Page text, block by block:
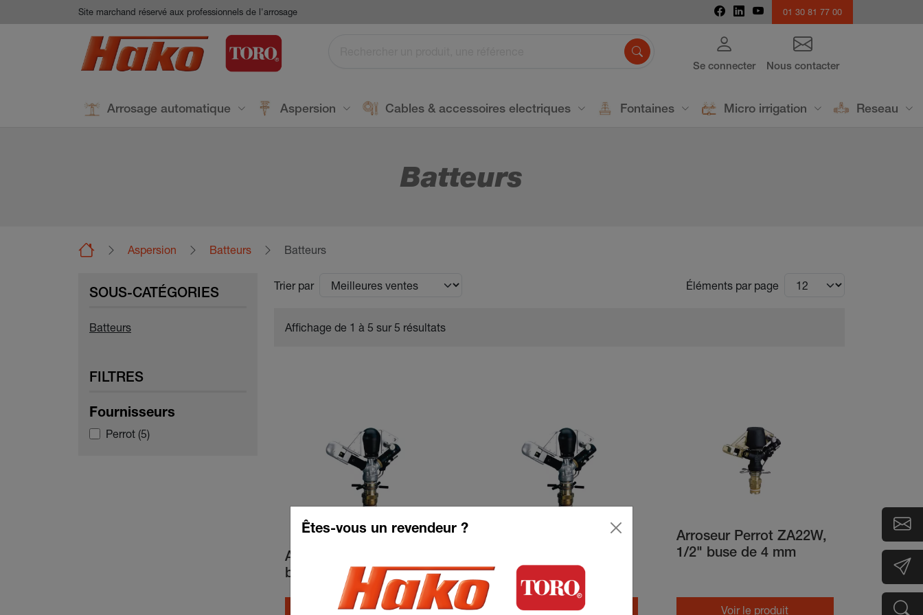
Aller au contenu principalSite marchand réservé aux professionnels de l'arrosage 01 30 81 77 00

Se connecter Nous contacter
Arrosage automatique Aspersion Cables & accessoires electriques Fontaines Micro irrigation Reseau
Batteurs
Aspersion Batteurs Batteurs
SOUS-CATÉGORIES
Batteurs
FILTRES
Fournisseurs
Perrot (5)
Trier par Éléments par page
Affichage de 1 à 5 sur 5 résultats
Arroseur Perrot ZE30W
buse de 7 mm
Voir le produit
buse de 5 mm
Voir le produit
Arroseur Perrot ZA22W,
1/2" buse de 4 mm
Voir le produit
Êtes-vous un revendeur ?
Panneau de gestion des cookies